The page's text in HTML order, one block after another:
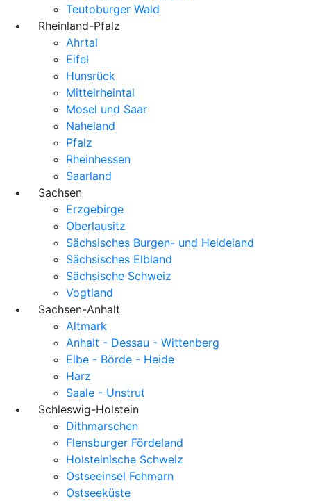
Teutoburger Wald
Rheinland-Pfalz
Ahrtal
Eifel
Hunsrück
Mittelrheintal
Mosel und Saar
Naheland
Pfalz
Rheinhessen
Saarland
Sachsen
Erzgebirge
Oberlausitz
Sächsisches Burgen- und Heideland
Sächsisches Elbland
Sächsische Schweiz
Vogtland
Sachsen-Anhalt
Altmark
Anhalt - Dessau - Wittenberg
Elbe - Börde - Heide
Harz
Saale - Unstrut
Schleswig-Holstein
Dithmarschen
Flensburger Fördeland
Holsteinische Schweiz
Ostseeinsel Fehmarn
Ostseeküste